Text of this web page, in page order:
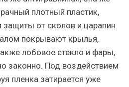
плотный пластик,
защиты от сколов и царапин.
покрывают крылья,
лобовое стекло и фары,
законно. Под воздействием
пленка затирается уже